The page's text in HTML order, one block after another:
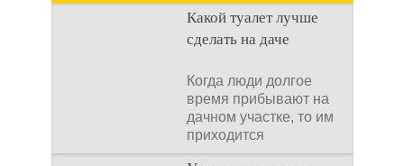
Какой туалет лучше
сделать на даче
Когда люди долгое
время прибывают на
дачном участке, то им
приходится
подстраивать все